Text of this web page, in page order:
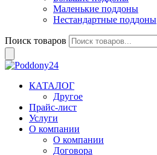
Маленькие поддоны
Нестандартные поддоны
Поиск товаров
КАТАЛОГ
Другое
Прайс-лист
Услуги
О компании
О компании
Договора